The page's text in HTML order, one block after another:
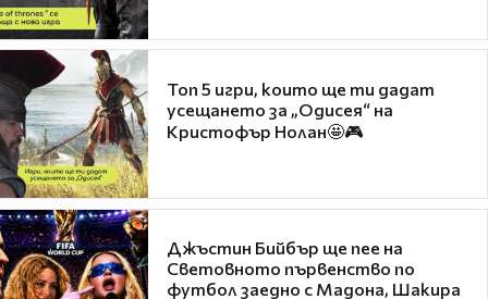
Топ 5 игри, които ще ти дадат
усещането за „Одисея“ на
Кристофър Нолан🤩🎮
Джъстин Бийбър ще пее на
Световното първенство по
футбол заедно с Мадона, Шакира